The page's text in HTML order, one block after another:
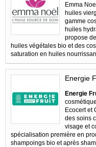
Emma
huiles
gamme
huiles
propose
huiles végétales bio et des
saturation en huiles
Energie
Energie
Ecocert et
des soins
visage et
spécialisation première en
shampoings bio et après